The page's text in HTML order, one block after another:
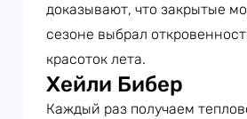
доказывают, что закрытые
сезоне выбрал
красоток лета.
Хейли Бибер
Каждый раз получаем